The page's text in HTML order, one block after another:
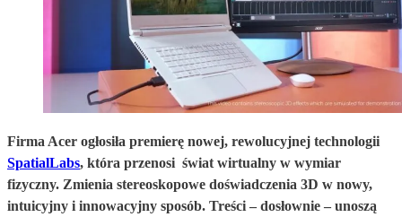
Firma Acer ogłosiła premierę nowej, rewolucyjnej technologii
SpatialLabs, która przenosi świat wirtualny w wymiar
fizyczny. Zmienia stereoskopowe doświadczenia 3D w nowy,
intuicyjny i innowacyjny sposób. Treści – dosłownie – unoszą